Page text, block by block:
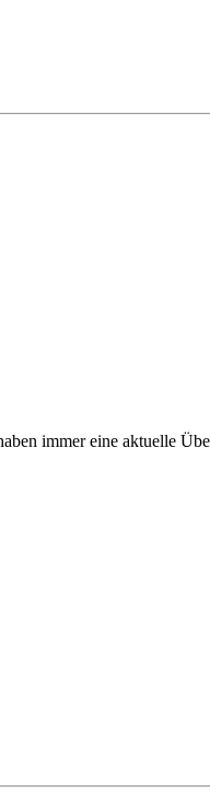
immer eine aktuelle